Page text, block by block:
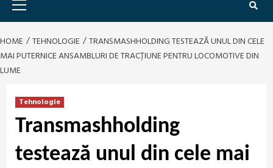
Primary
Menu
HOME TEHNOLOGIE
TRANSMASHHOLDING TESTEAZĂ UNUL DIN CELE
MAI PUTERNICE ANSAMBLURI DE TRACȚIUNE PENTRU LOCOMOTIVE DIN
LUME
Tehnologie
Transmashholding
testează unul din cele mai